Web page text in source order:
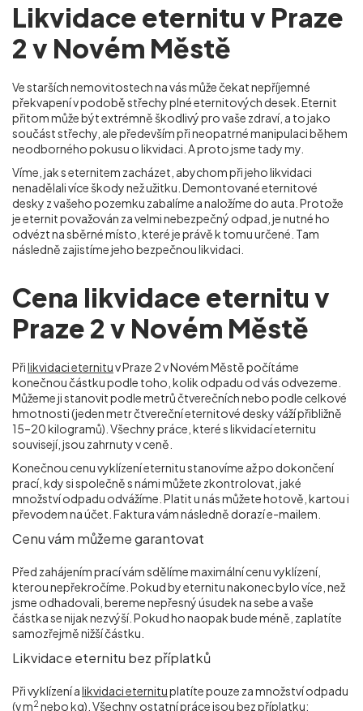
Likvidace eternitu v Praze
2 v Novém Městě
Ve starších nemovitostech na vás může čekat nepříjemné
překvapení v podobě střechy plné eternitových desek. Eternit
přitom může být extrémně škodlivý pro vaše zdraví, a to jako
součást střechy, ale především při neopatrné manipulaci během
neodborného pokusu o likvidaci. A proto jsme tady my.
Víme, jak s eternitem zacházet, abychom při jeho likvidaci
nenadělali více škody než užitku. Demontované eternitové
desky z vašeho pozemku zabalíme a naložíme do auta. Protože
je eternit považován za velmi nebezpečný odpad, je nutné ho
odvézt na sběrné místo, které je právě k tomu určené. Tam
následně zajistíme jeho bezpečnou likvidaci.
Cena likvidace eternitu v
Praze 2 v Novém Městě
Přilikvidaci eternituv Praze 2 v Novém Městě počítáme
konečnou částku podle toho, kolik odpadu od vás odvezeme.
Můžeme ji stanovit podle metrů čtverečních nebo podle celkové
hmotnosti (jeden metr čtvereční eternitové desky váží přibližně
15–20 kilogramů). Všechny práce, které s likvidací eternitu
souvisejí, jsou zahrnuty v ceně.
Konečnou cenu vyklízení eternitu stanovíme až po dokončení
prací, kdy si společně s námi můžete zkontrolovat, jaké
množství odpadu odvážíme. Platit u nás můžete hotově, kartou i
převodem na účet. Faktura vám následně dorazí e-mailem.
Cenu vám můžeme garantovat
Před zahájením prací vám sdělíme maximální cenu vyklízení,
kterou nepřekročíme. Pokud by eternitu nakonec bylo více, než
jsme odhadovali, bereme nepřesný úsudek na sebe a vaše
částka se nijak nezvýší. Pokud ho naopak bude méně, zaplatíte
samozřejmě nižší částku.
Likvidace eternitu bez příplatků
Při vyklízení alikvidaci eternituplatíte pouze za množství odpadu
(v m2 nebo kg). Všechny ostatní práce jsou bez příplatku: